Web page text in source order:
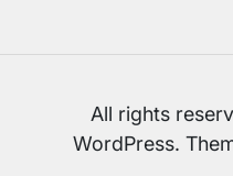
© All rights
WordPress.